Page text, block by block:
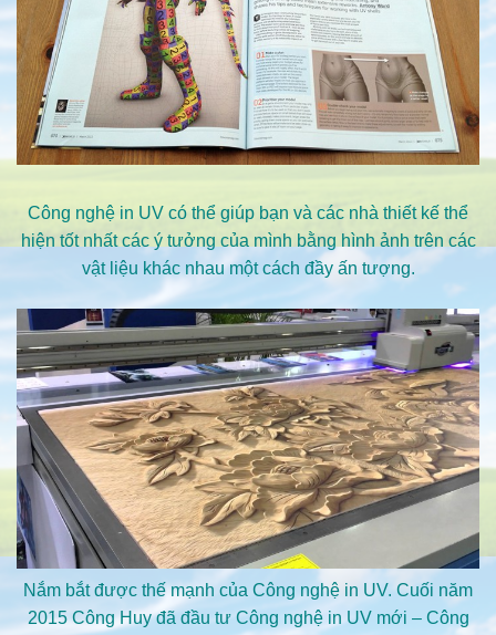
Công nghệ in UV có thể giúp bạn và các nhà thiết kế thể
hiện tốt nhất các ý tưởng của mình bằng hình ảnh trên các
vật liệu khác nhau một cách đầy ấn tượng.
Nắm bắt được thế mạnh của Công nghệ in UV. Cuối năm
2015 Công Huy đã đầu tư Công nghệ in UV mới – Công